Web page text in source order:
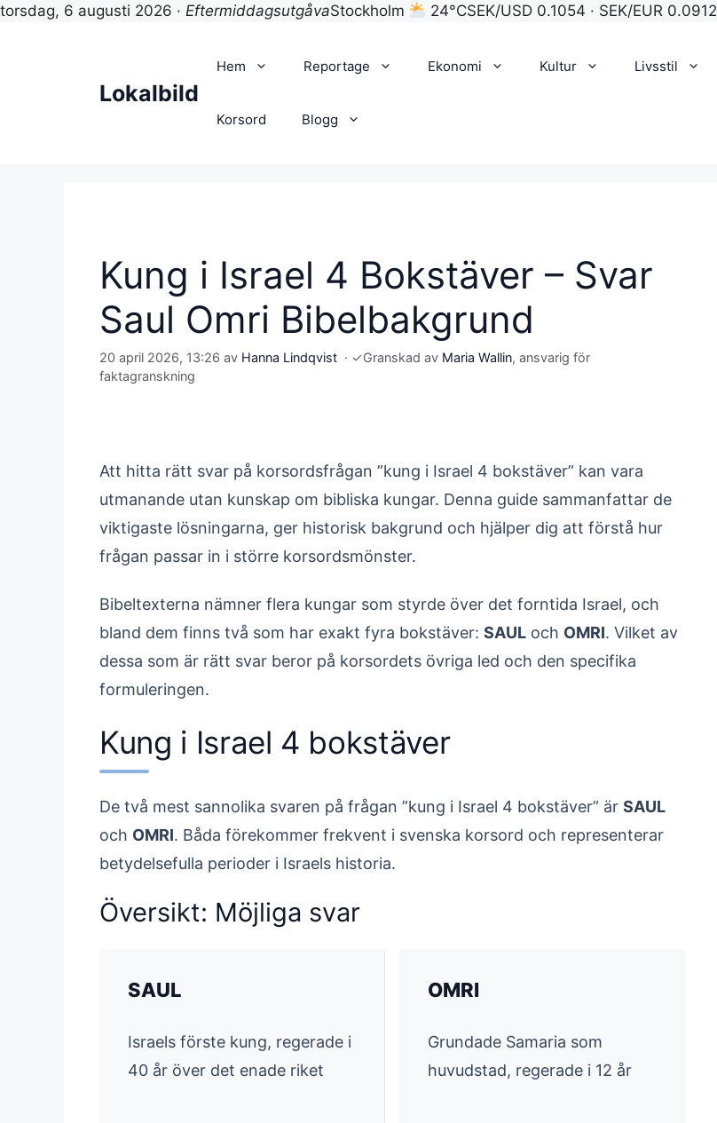
torsdag, 6 augusti 2026 · EftermiddagsutgåvaStockholm 24°CSEK/USD 0.1054 · SEK/EUR 0.0912
Lokalbild
Hem Reportage Ekonomi Kultur Livsstil
Korsord Blogg
Kung i Israel 4 Bokstäver – Svar
Saul Omri Bibelbakgrund
20 april 2026, 13:26 av Hanna Lindqvist · ✓Granskad av Maria Wallin, ansvarig för
faktagranskning
Att hitta rätt svar på korsordsfrågan ”kung i Israel 4 bokstäver” kan vara
utmanande utan kunskap om bibliska kungar. Denna guide sammanfattar de
viktigaste lösningarna, ger historisk bakgrund och hjälper dig att förstå hur
frågan passar in i större korsordsmönster.
Bibeltexterna nämner flera kungar som styrde över det forntida Israel, och
bland dem finns två som har exakt fyra bokstäver: SAUL och OMRI. Vilket av
dessa som är rätt svar beror på korsordets övriga led och den specifika
formuleringen.
Kung i Israel 4 bokstäver
De två mest sannolika svaren på frågan ”kung i Israel 4 bokstäver” är SAUL
och OMRI. Båda förekommer frekvent i svenska korsord och representerar
betydelsefulla perioder i Israels historia.
Översikt: Möjliga svar
SAUL
Israels förste kung, regerade i
40 år över det enade riket
OMRI
Grundade Samaria som
huvudstad, regerade i 12 år